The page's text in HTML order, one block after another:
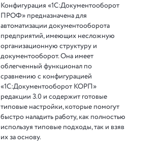
Конфигурация «1С:Документооборот
ПРОФ» предназначена для
автоматизации документооборота
предприятий, имеющих несложную
организационную структуру и
документооборот. Она имеет
облегченный функционал по
сравнению с конфигурацией
«1С:Документооборот КОРП»
редакции 3.0 и содержит готовые
типовые настройки, которые помогут
быстро наладить работу, как полностью
используя типовые подходы, так и взяв
их за основу.